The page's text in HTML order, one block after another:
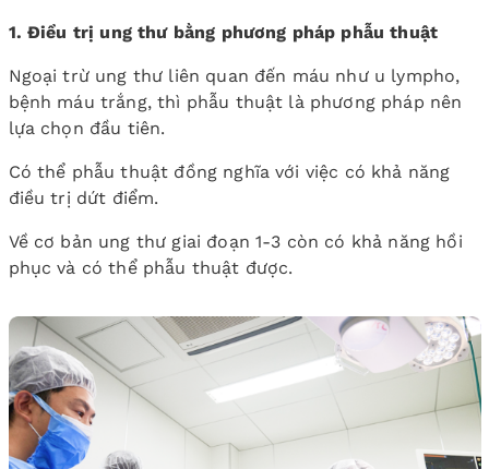
1. Điều trị ung thư bằng phương pháp phẫu thuật
Ngoại trừ ung thư liên quan đến máu như u lympho,
bệnh máu trắng, thì phẫu thuật là phương pháp nên
lựa chọn đầu tiên.
Có thể phẫu thuật đồng nghĩa với việc có khả năng
điều trị dứt điểm.
Về cơ bản ung thư giai đoạn 1-3 còn có khả năng hồi
phục và có thể phẫu thuật được.